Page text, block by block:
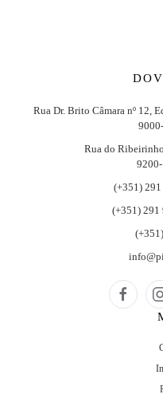
Rua Dr. Brito Câmara nº 12,
Rua do
(+351)
(+351) 291